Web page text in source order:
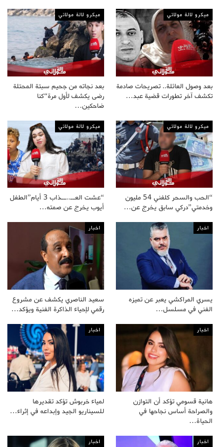
ميكرو لالة مولاتي
بعد وصول العائلة.. تصريحات صادمة
تكشف آخر تطورات قضية عبد…
ميكرو لالة مولاتي
بعد نجاته من جحيم سبتة المحتلة
رضى يكشف لأول مرة“كنا
ضاحكين…
ميكرو لالة مولاتي
“الحب والسحر كلفني 54 مليون
وخدمتي”دركي سابق يخرج عن…
ميكرو لالة مولاتي
“عشت العــ..ــذاب 3 أيام”الطفل
أيوب يخرج عن صمته…
اخبار
يسري المراكشي يعبر عن تميزه
الفني في مسلسل…
اخبار
سعيد الناصري يكشف عن مشروع
رقمي لإحياء الذاكرة الفنية ويؤكد…
اخبار
هانية قسومي تؤكد أن التوازن
والصراحة أساس نجاحها في
الحياة…
اخبار
لمياء خربوش تؤكد تقديرها
للسيناريو الجيد وإبداعه في إثراء…
اخبار اخبار